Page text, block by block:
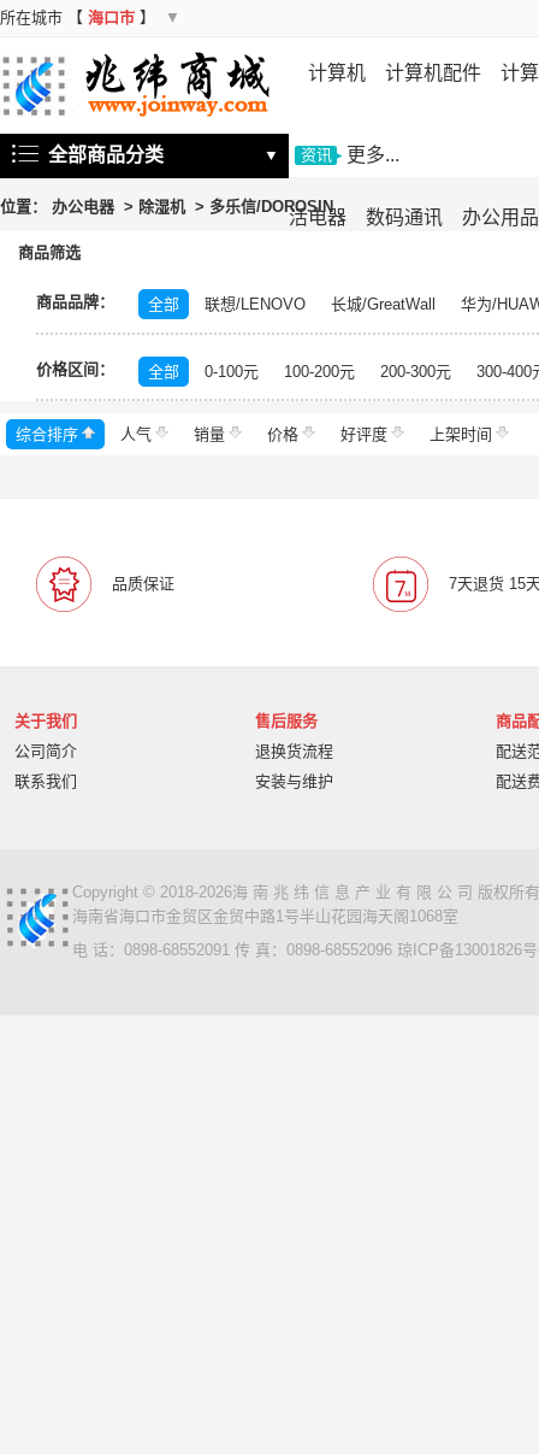
所在城市 【 海口市 】 ▼
计算机 计算机配件 计
机 存储设备
活电器 数码通讯 办公用品
全部商品分类 ▼ 资讯 更多...
位置： 办公电器 > 除湿机> 多乐信/DOROSIN​
商品筛选
商品品牌： 全部 联想/LENOVO 长城/GreatWall
华为/
海尔/Haier
康佳/KONKA 飞利浦/PHILIPS
TCL
格力/GREE
志高/CHIGO 科龙/KELON
奥克斯/
日立/HITACHI
网御星云/Leadsec 皓丽/Horion
华美/huamei
乐创/lecon 云米/VIOMI
穗凌/
价格区间： 全部 0-100元 100-200元 200-300元 300-400
综合排序 人气 销量 价格 好评度 上架时间
品质保证 7天退货 15
关于我们
公司简介
联系我们
售后服务
退换货流程
安装与维护
商品
配送
配送
Copyright © 2018-2026海 南 兆 纬 信 息 产 业 有 限 公 司 版权所
海南省海口市金贸区金贸中路1号半山花园海天阁1068室
电 话：0898-68552091 传 真：0898-68552096 琼ICP备13001826